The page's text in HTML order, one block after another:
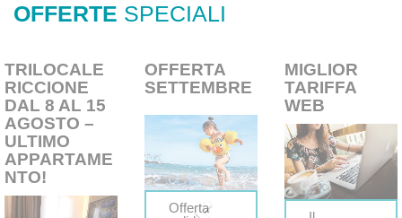
OFFERTE SPECIALI
TRILOCALE
RICCIONE
DAL 8 AL 15
AGOSTO –
ULTIMO
APPARTAME
NTO!
OFFERTA
SETTEMBRE
Offerta
MIGLIOR
TARIFFA
WEB